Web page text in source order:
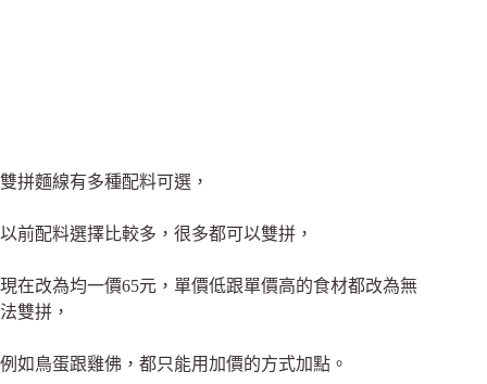
雙拼麵線有多種配料可選，
以前配料選擇比較多，很多都可以雙拼，
現在改為均一價65元，單價低跟單價高的食材都改為無
法雙拼，
例如鳥蛋跟雞佛，都只能用加價的方式加點。